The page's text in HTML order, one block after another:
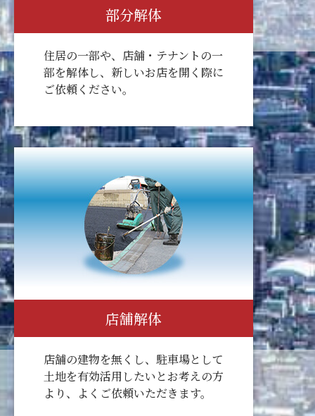
部分解体
住居の一部や、店舗・テナントの一
部を解体し、新しいお店を開く際に
ご依頼ください。
店舗解体
店舗の建物を無くし、駐車場として
土地を有効活用したいとお考えの方
より、よくご依頼いただきます。​​​​​​​